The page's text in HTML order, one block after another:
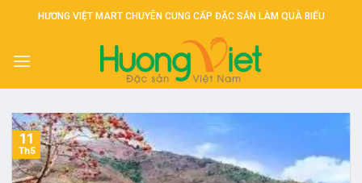
HƯƠNG VIỆT MART CHUYÊN CUNG CẤP ĐẶC SẢN LÀM QUÀ BIẾU
11
Th5